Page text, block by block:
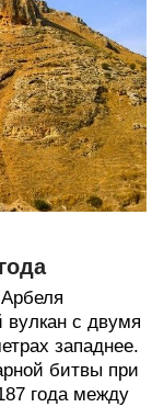
с двумя
западнее.
битвы при
года между